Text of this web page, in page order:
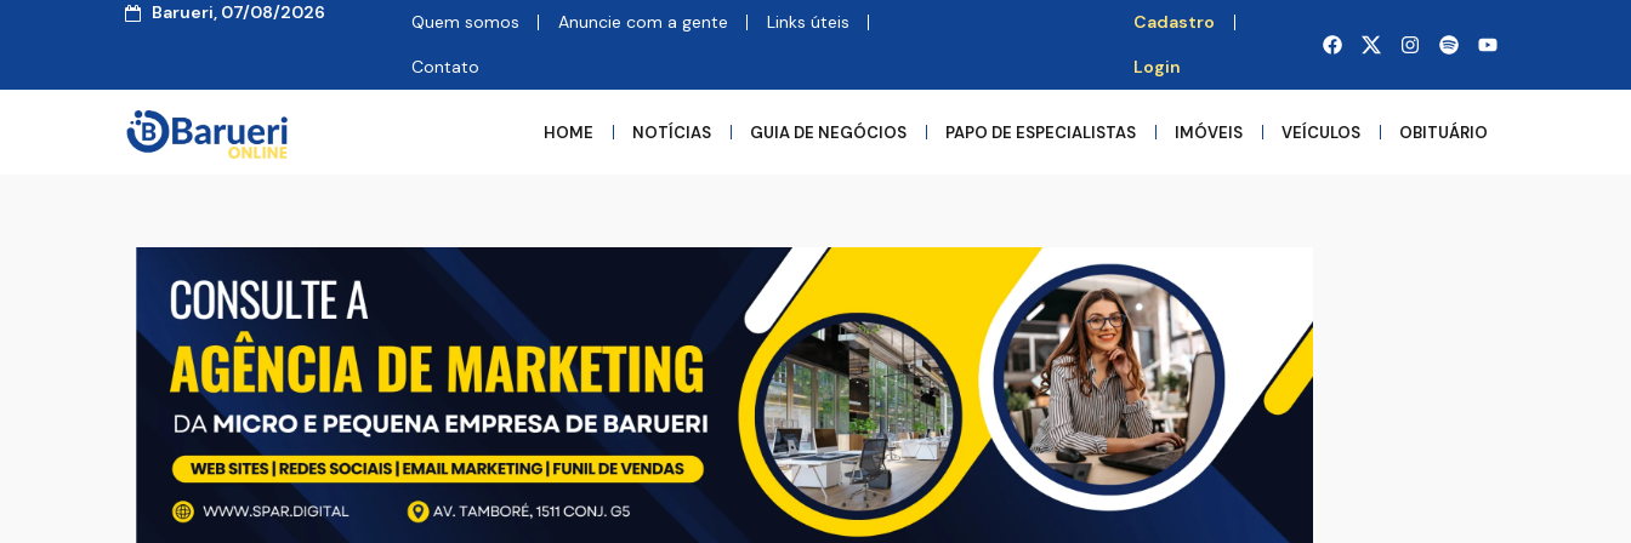
Barueri, 07/08/2026 Quem somos Anuncie com a gente Links úteis
Contato
Cadastro
Login
HOME NOTÍCIAS GUIA DE NEGÓCIOS PAPO DE ESPECIALISTAS IMÓVEIS VEÍCULOS OBITUÁRIO